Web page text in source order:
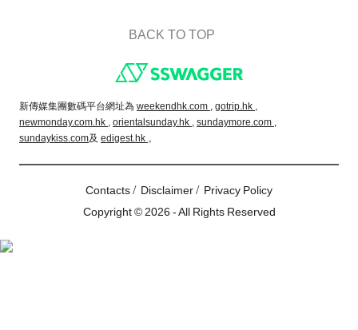
BACK TO TOP
新傳媒集團數碼平台網址為 weekendhk.com , gotrip.hk ,
newmonday.com.hk , orientalsunday.hk , sundaymore.com ,
sundaykiss.com及 edigest.hk 。
Contacts/ Disclaimer/ Privacy Policy
Copyright © 2026 - All Rights Reserved